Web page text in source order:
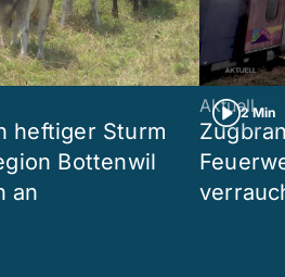
heftiger Sturm
Bottenwil
an
2 Min
Aktuell